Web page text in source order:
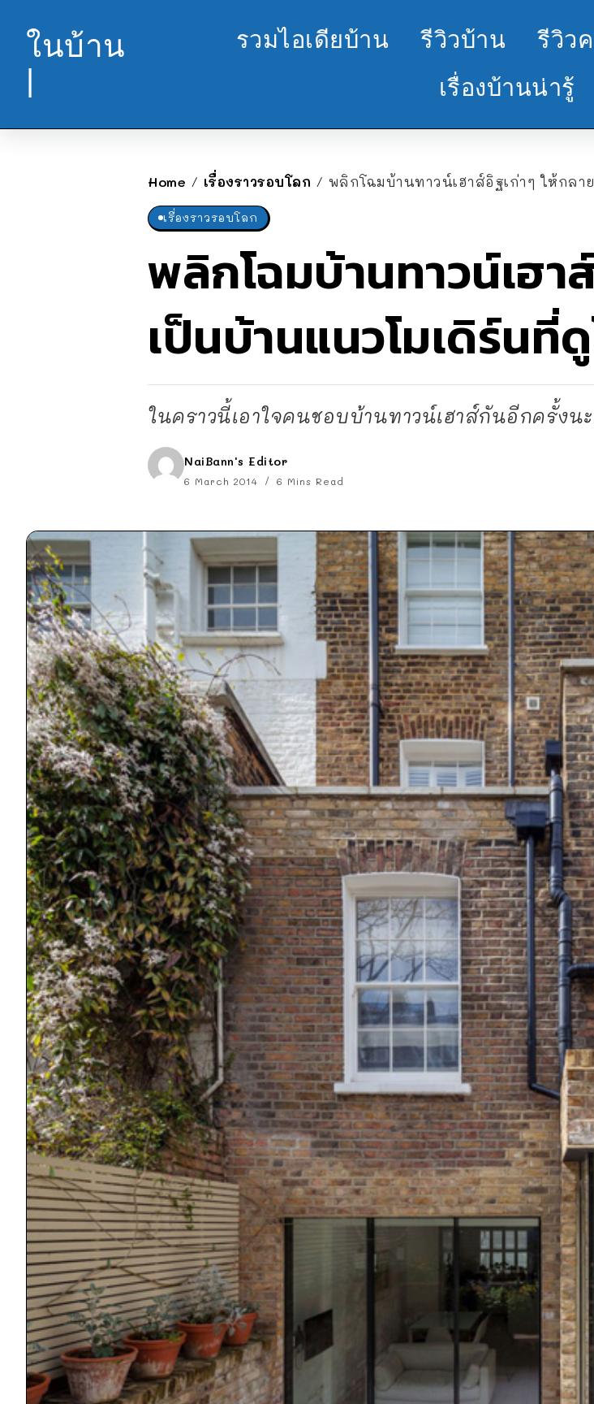
ในบ้าน
|
รวมไอเดียบ้าน รีวิวบ้าน รีวิว
เรื่องบ้านน่ารู้
Home / เรื่องราวรอบโลก / พลิกโฉมบ้านทาวน์เฮาส์อิฐเก่าๆ ให้กลา
เรื่องราวรอบโลก
พลิกโฉมบ้านทาวน์เฮา
เป็นบ้านแนวโมเดิร์นที่
ในคราวนี้เอาใจคนชอบบ้านทาวน์เฮาส์กันอีกครั้งน
NaiBann's Editor
6 March 2014 6 Mins Read